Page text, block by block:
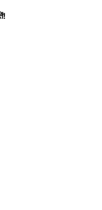
जानकारी